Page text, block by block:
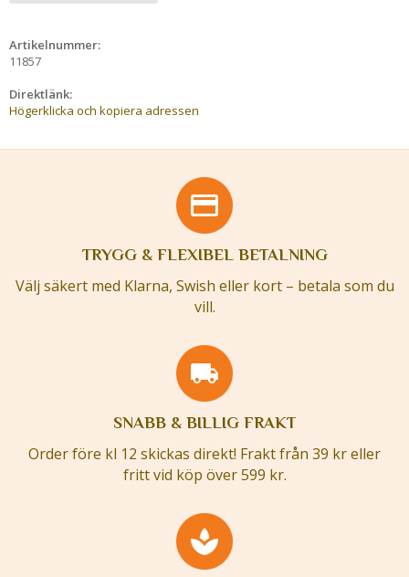
Artikelnummer:
11857
Direktlänk:
Högerklicka och kopiera adressen
TRYGG & FLEXIBEL BETALNING
Välj säkert med Klarna, Swish eller kort – betala som du
vill.
SNABB & BILLIG FRAKT
Order före kl 12 skickas direkt! Frakt från 39 kr eller
fritt vid köp över 599 kr.